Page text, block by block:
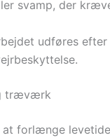
svamp, der
udføres efter
træværk
forlænge